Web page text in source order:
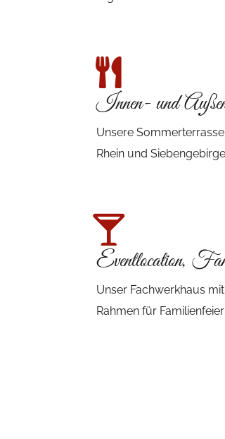
Innen- und
Unsere
Rhein und
Eventlocation,
Unser Fachwerkhaus
Rahmen für